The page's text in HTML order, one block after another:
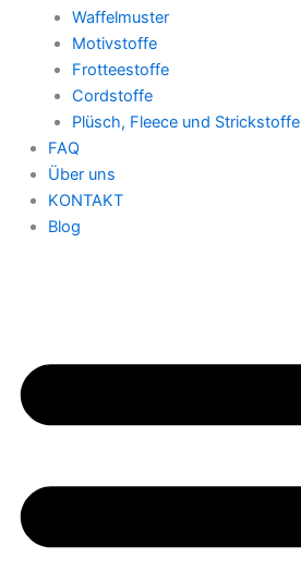
Waffelmuster
Motivstoffe
Frotteestoffe
Cordstoffe
Plüsch, Fleece und Strickstoffe
FAQ
Über uns
KONTAKT
Blog